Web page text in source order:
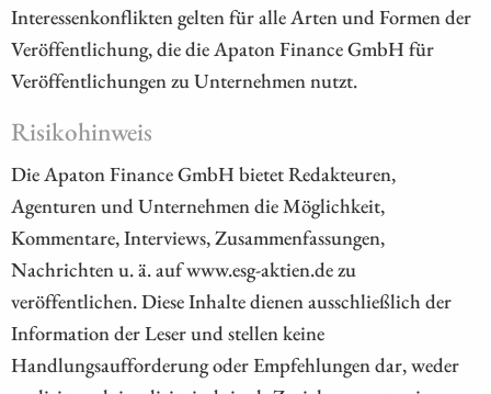
Interessenkonflikten gelten für alle Arten und Formen der
Veröffentlichung, die die Apaton Finance GmbH für
Veröffentlichungen zu Unternehmen nutzt.
Risikohinweis
Die Apaton Finance GmbH bietet Redakteuren,
Agenturen und Unternehmen die Möglichkeit,
Kommentare, Interviews, Zusammenfassungen,
Nachrichten u. ä. auf www.esg-aktien.de zu
veröffentlichen. Diese Inhalte dienen ausschließlich der
Information der Leser und stellen keine
Handlungsaufforderung oder Empfehlungen dar, weder